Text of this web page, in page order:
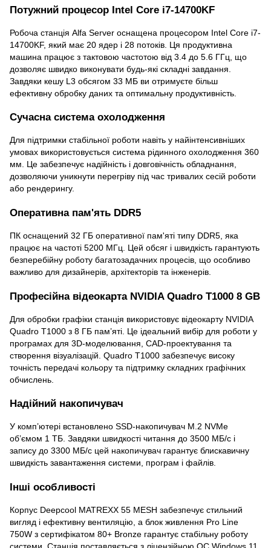
Потужний процесор Intel Core i7-14700KF
Робоча станція Alfa Server оснащена процесором Intel Core i7-
14700KF, який має 20 ядер і 28 потоків. Ця продуктивна
машина працює з тактовою частотою від 3.4 до 5.6 ГГц, що
дозволяє швидко виконувати будь-які складні завдання.
Завдяки кешу L3 обсягом 33 МБ ви отримуєте більш
ефективну обробку даних та оптимальну продуктивність.
Сучасна система охолодження
Для підтримки стабільної роботи навіть у найінтенсивніших
умовах використовується система рідинного охолодження 360
мм. Це забезпечує надійність і довговічність обладнання,
дозволяючи уникнути перегріву під час тривалих сесій роботи
або рендерингу.
Оперативна пам'ять DDR5
ПК оснащений 32 ГБ оперативної пам'яті типу DDR5, яка
працює на частоті 5200 МГц. Цей обсяг і швидкість гарантують
безперебійну роботу багатозадачних процесів, що особливо
важливо для дизайнерів, архітекторів та інженерів.
Професійна відеокарта NVIDIA Quadro T1000 8 GB
Для обробки графіки станція використовує відеокарту NVIDIA
Quadro T1000 з 8 ГБ пам’яті. Це ідеальний вибір для роботи у
програмах для 3D-моделювання, CAD-проектування та
створення візуалізацій. Quadro T1000 забезпечує високу
точність передачі кольору та підтримку складних графічних
обчислень.
Надійний накопичувач
У комп’ютері встановлено SSD-накопичувач M.2 NVMe
об’ємом 1 ТБ. Завдяки швидкості читання до 3500 МБ/с і
запису до 3300 МБ/с цей накопичувач гарантує блискавичну
швидкість завантаження системи, програм і файлів.
Інші особливості
Корпус Deepcool MATREXX 55 MESH забезпечує стильний
вигляд і ефективну вентиляцію, а блок живлення Pro Line
750W з сертифікатом 80+ Bronze гарантує стабільну роботу